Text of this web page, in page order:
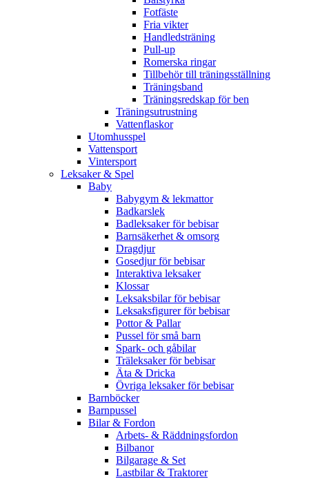
Fotfäste
Fria vikter
Handledsträning
Pull-up
Romerska ringar
Tillbehör till träningsställning
Träningsband
Träningsredskap för ben
Träningsutrustning
Vattenflaskor
Utomhusspel
Vattensport
Vintersport
Leksaker & Spel
Baby
Babygym & lekmattor
Badkarslek
Badleksaker för bebisar
Barnsäkerhet & omsorg
Dragdjur
Gosedjur för bebisar
Interaktiva leksaker
Klossar
Leksaksbilar för bebisar
Leksaksfigurer för bebisar
Pottor & Pallar
Pussel för små barn
Spark- och gåbilar
Träleksaker för bebisar
Äta & Dricka
Övriga leksaker för bebisar
Barnböcker
Barnpussel
Bilar & Fordon
Arbets- & Räddningsfordon
Bilbanor
Bilgarage & Set
Lastbilar & Traktorer